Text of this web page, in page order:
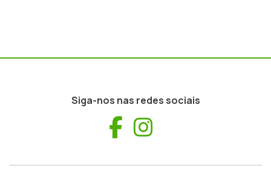
Siga-nos nas redes sociais
Facebook